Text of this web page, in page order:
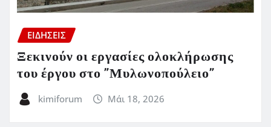
ΕΙΔΗΣΕΙΣ
Ξεκινούν οι εργασίες ολοκλήρωσης
του έργου στο ”Μυλωνοπούλειο”
kimiforum Μάι 18, 2026